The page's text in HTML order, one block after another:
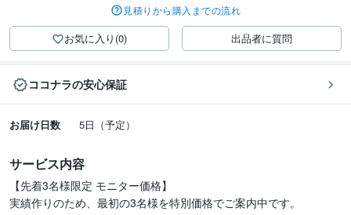
見積りから購入までの流れ
お気に入り(0) 出品者に質問
ココナラの安心保証
お届け日数 5日（予定）
サービス内容
【先着3名様限定 モニター価格】
実績作りのため、最初の3名様を特別価格でご案内中です。